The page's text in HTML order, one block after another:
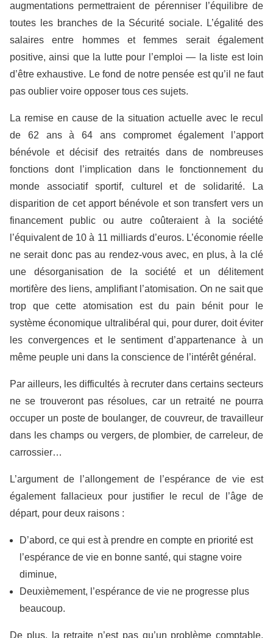
augmentations permettraient de pérenniser l’équilibre de
toutes les branches de la Sécurité sociale. L’égalité des
salaires entre hommes et femmes serait également
positive, ainsi que la lutte pour l’emploi — la liste est loin
d’être exhaustive. Le fond de notre pensée est qu’il ne faut
pas oublier voire opposer tous ces sujets.
La remise en cause de la situation actuelle avec le recul
de 62 ans à 64 ans compromet également l’apport
bénévole et décisif des retraités dans de nombreuses
fonctions dont l’implication dans le fonctionnement du
monde associatif sportif, culturel et de solidarité. La
disparition de cet apport bénévole et son transfert vers un
financement public ou autre coûteraient à la société
l’équivalent de 10 à 11 milliards d’euros. L’économie réelle
ne serait donc pas au rendez-vous avec, en plus, à la clé
une désorganisation de la société et un délitement
mortifère des liens, amplifiant l’atomisation. On ne sait que
trop que cette atomisation est du pain bénit pour le
système économique ultralibéral qui, pour durer, doit éviter
les convergences et le sentiment d’appartenance à un
même peuple uni dans la conscience de l’intérêt général.
Par ailleurs, les difficultés à recruter dans certains secteurs
ne se trouveront pas résolues, car un retraité ne pourra
occuper un poste de boulanger, de couvreur, de travailleur
dans les champs ou vergers, de plombier, de carreleur, de
carrossier…
L’argument de l’allongement de l’espérance de vie est
également fallacieux pour justifier le recul de l’âge de
départ, pour deux raisons :
D’abord, ce qui est à prendre en compte en priorité est
l’espérance de vie en bonne santé, qui stagne voire
diminue,
Deuxièmement, l’espérance de vie ne progresse plus
beaucoup.
De plus, la retraite n’est pas qu’un problème comptable,